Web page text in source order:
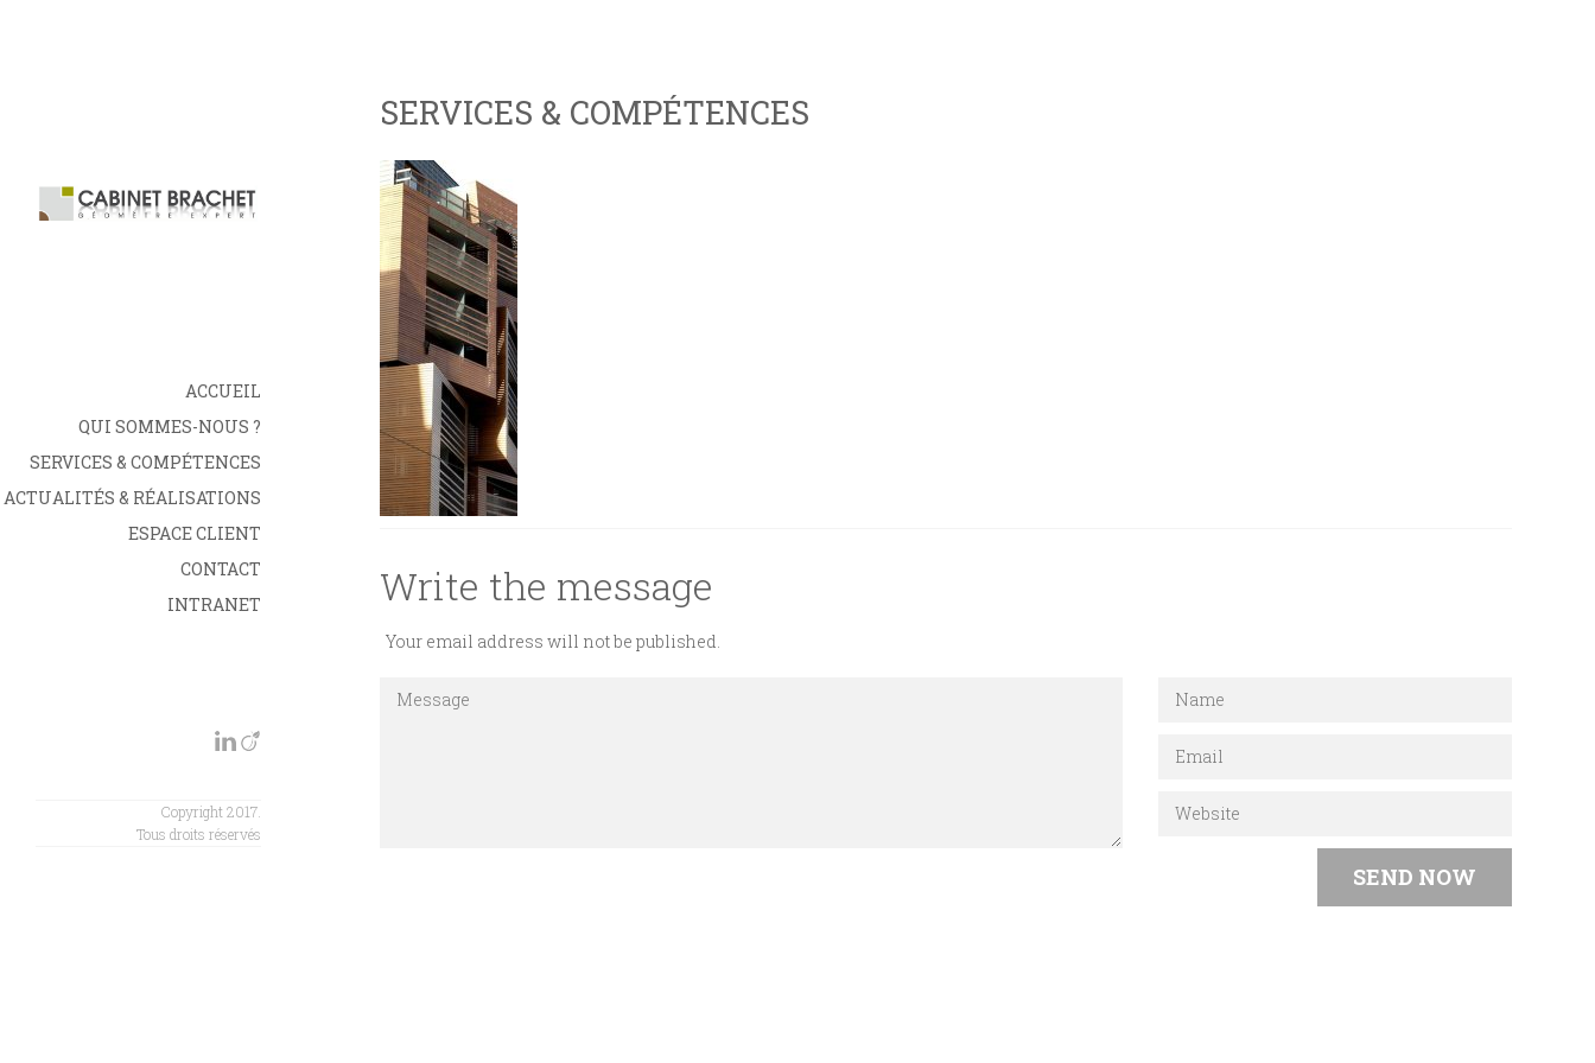
ACCUEIL
QUI SOMMES-NOUS ?
SERVICES & COMPÉTENCES
ACTUALITÉS & RÉALISATIONS
ESPACE CLIENT
CONTACT
INTRANET
Copyright 2017.
Tous droits réservés
SERVICES & COMPÉTENCES
Write the message
Your email address will not be published.